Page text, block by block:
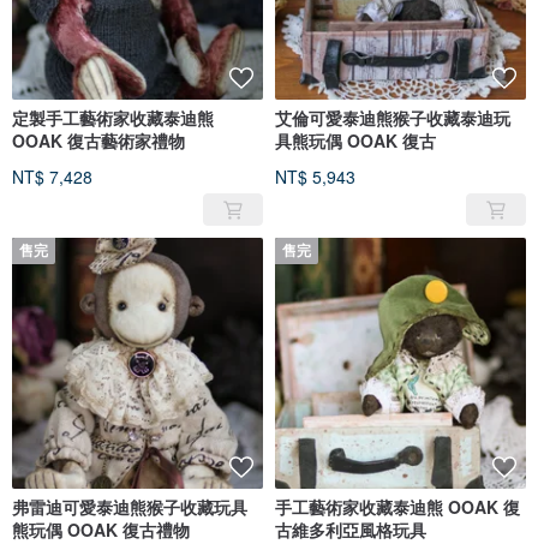
定製手工藝術家收藏泰迪熊
OOAK 復古藝術家禮物
NT$ 7,428
艾倫可愛泰迪熊猴子收藏泰迪玩
具熊玩偶 OOAK 復古
NT$ 5,943
售完
弗雷迪可愛泰迪熊猴子收藏玩具
熊玩偶 OOAK 復古禮物
售完
手工藝術家收藏泰迪熊 OOAK 復
古維多利亞風格玩具